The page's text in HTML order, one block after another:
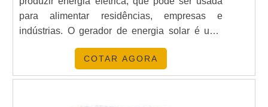
PERGUNTAS FREQUENTES
POR QUE ESCOLHER UM
GERADOR DE 300KVA?
Os geradores de 300kVA são ideais para grandes
e eficiência, essenciais para operações críticas.
para alimentar residências, empresas e
indústrias. O gerador de energia solar é uma
alternativa econômica e ambientalmente
amigável para gerar energia limpa e renovável,
pois não emite gases poluentes e não depende
COTAR AGORA